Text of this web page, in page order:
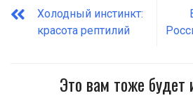
Холодный инстинкт:
красота рептилий
Это вам тоже будет